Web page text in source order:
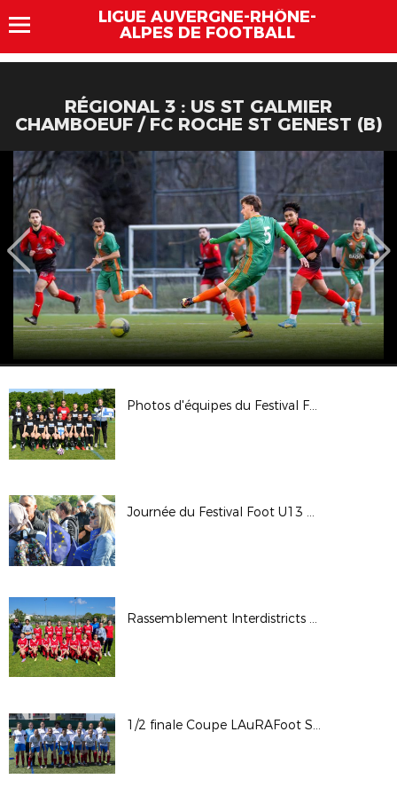
LIGUE AUVERGNE-RHÔNE-
ALPES DE FOOTBALL
RÉGIONAL 3 : US ST GALMIER
CHAMBOEUF / FC ROCHE ST GENEST (B)
Photos d'équipes du Festival Foot U13 Pitch
Journée du Festival Foot U13 Pitch 2022
Rassemblement Interdistricts U14F - Avril 2022
1/2 finale Coupe LAuRAFoot Sén. Fém. CA: OL - Cébazat S. / © Photos LAuRAFoot- Alain Chenevière